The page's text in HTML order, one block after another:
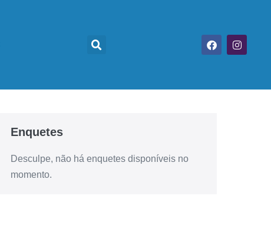
Enquetes
Desculpe, não há enquetes disponíveis no
momento.